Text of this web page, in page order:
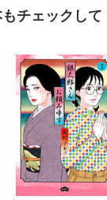
カート
試し読み
チェックして